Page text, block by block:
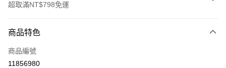
超取滿NT$798免運
信用卡一次付款
超商取貨付款
商品特色
商品編號
11856980